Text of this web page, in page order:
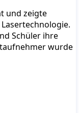
und zeigte
Schüler ihre
wurde